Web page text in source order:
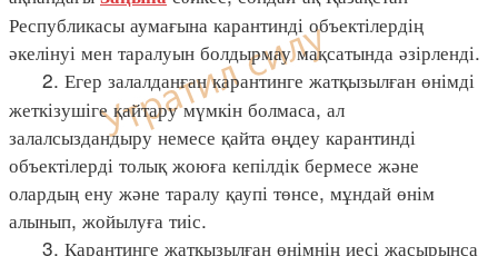
Республикасы аумағына карантинді объектілердің
әкелінуі мен таралуын болдырмау мақсатында әзірленді.
2. Егер залалданған карантинге жатқызылған өнімді
жеткізушіге қайтару мүмкін болмаса, ал
залалсыздандыру немесе қайта өңдеу карантинді
объектілерді толық жоюға кепілдік бермесе және
олардың ену және таралу қаупі төнсе, мұндай өнім
алынып, жойылуға тиіс.
3. Карантинге жатқызылған өнімнің иесі жасырынса